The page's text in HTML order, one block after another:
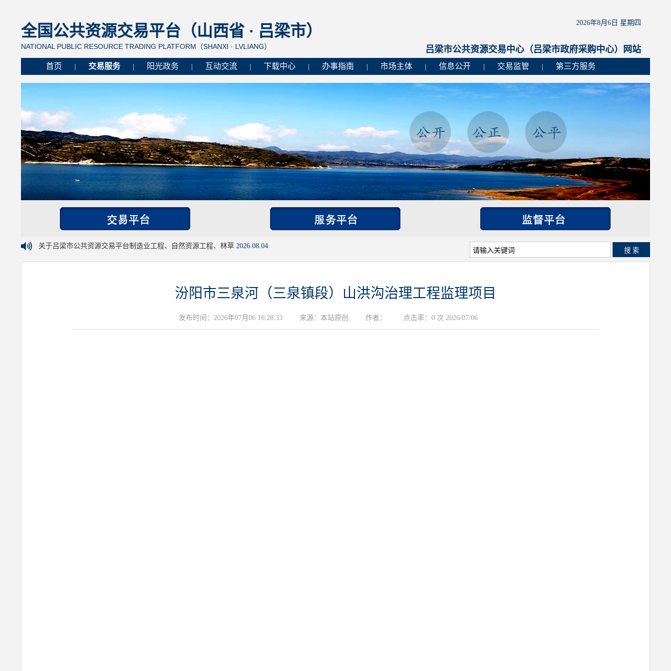
全国公共资源交易平台（山西省 · 吕梁市）
NATIONAL PUBLIC RESOURCE TRADING PLATFORM（SHANXI · LVLIANG）
2026年8月6日 星期四
吕梁市公共资源交易中心（吕梁市政府采购中心）网站
首页 交易服务 阳光政务 互动交流 下载中心 办事指南 市场主体 信息公开 交易监管 第三方服务
关于吕梁市公共资源交易平台制造业工程、自然资源工程、林草 2026.08.04
搜 索
汾阳市三泉河（三泉镇段）山洪沟治理工程监理项目
发布时间：2026年07月06 16:28:33 来源：本站原创 作者： 点击率：0 次 2026/07/06